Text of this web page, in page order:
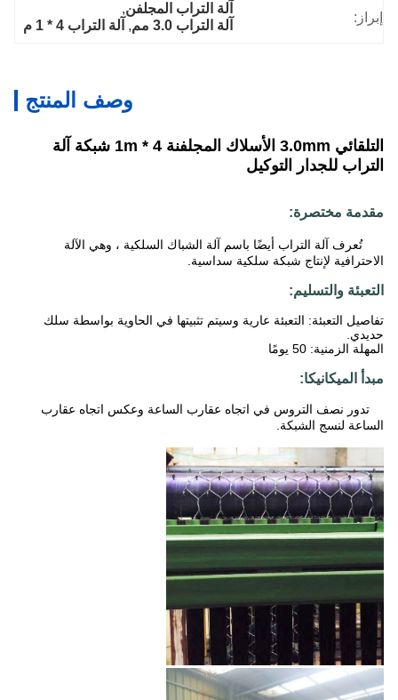
إبراز:
آلة التراب المجلفن,
آلة التراب 3.0 مم
, آلة التراب 4 * 1 م
وصف المنتج
التلقائي 3.0mm الأسلاك المجلفنة 4 * 1m شبكة آلة
التراب للجدار التوكيل
مقدمة مختصرة:
تُعرف آلة التراب أيضًا باسم آلة الشباك السلكية ، وهي الآلة
الاحترافية لإنتاج شبكة سلكية سداسية.
التعبئة والتسليم:
تفاصيل التعبئة: التعبئة عارية وسيتم تثبيتها في الحاوية بواسطة سلك
حديدي.
المهلة الزمنية: 50 يومًا
مبدأ الميكانيكا:
تدور نصف التروس في اتجاه عقارب الساعة وعكس اتجاه عقارب
الساعة لنسج الشبكة.